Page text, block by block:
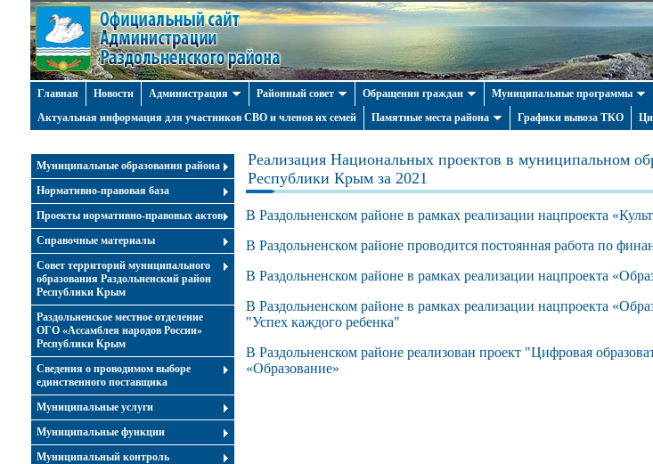
Главная Новости Администрация Районный совет Обращения граждан Муниципальные программы
Актуальная информация для участников СВО и членов их семей
Памятные места района Графики вывоза ТКО
Муниципальные образования района
Нормативно-правовая база
Проекты нормативно-правовых актов
Справочные материалы
Совет территорий муниципального
образования Раздольненский район
Республики Крым
Раздольненское местное отделение
ОГО «Ассамблея народов России»
Республики Крым
Cведения о проводимом выборе
единственного поставщика
Муниципальные услуги
Муниципальные функции
Муниципальный контроль
Реализация Национальных проектов в муниципальном
Республики Крым за 2021
В Раздольненском районе в рамках реализации нацпроекта
В Раздольненском районе проводится постоянная работа по
В Раздольненском районе в рамках реализации нацпроекта
В Раздольненском районе в рамках реализации нацпроекта
"Успех каждого ребенка"
В Раздольненском районе реализован проект "Цифровая
«Образование»